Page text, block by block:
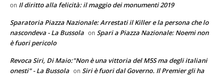
on Il diritto alla felicità: il maggio dei monumenti 2019
Sparatoria Piazza Nazionale: Arrestati il Killer e la persona che lo
nascondeva - La Bussola on Spari a Piazza Nazionale: Noemi non
è fuori pericolo
Revoca Siri, Di Maio:"Non è una vittoria del M5S ma degli italiani
onesti" - La Bussola on Siri è fuori dal Governo. Il Premier gli ha